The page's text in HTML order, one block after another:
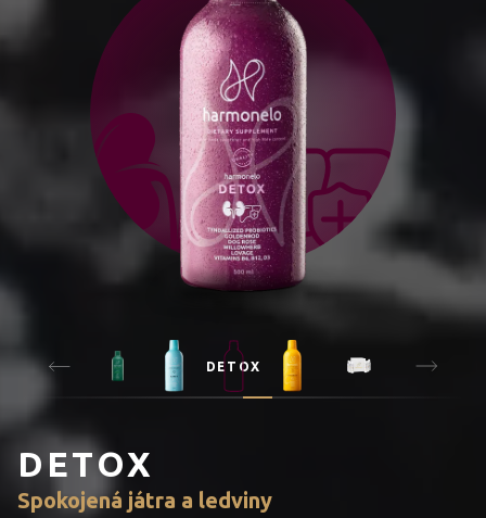
DETOX
DETOX
Spokojená játra a ledviny